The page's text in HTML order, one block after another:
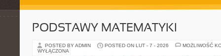
PODSTAWY MATEMATYKI
POSTED BY ADMIN POSTED ON LUT - 7 - 2026
MOŻLIWOŚĆ
WYŁĄCZONA